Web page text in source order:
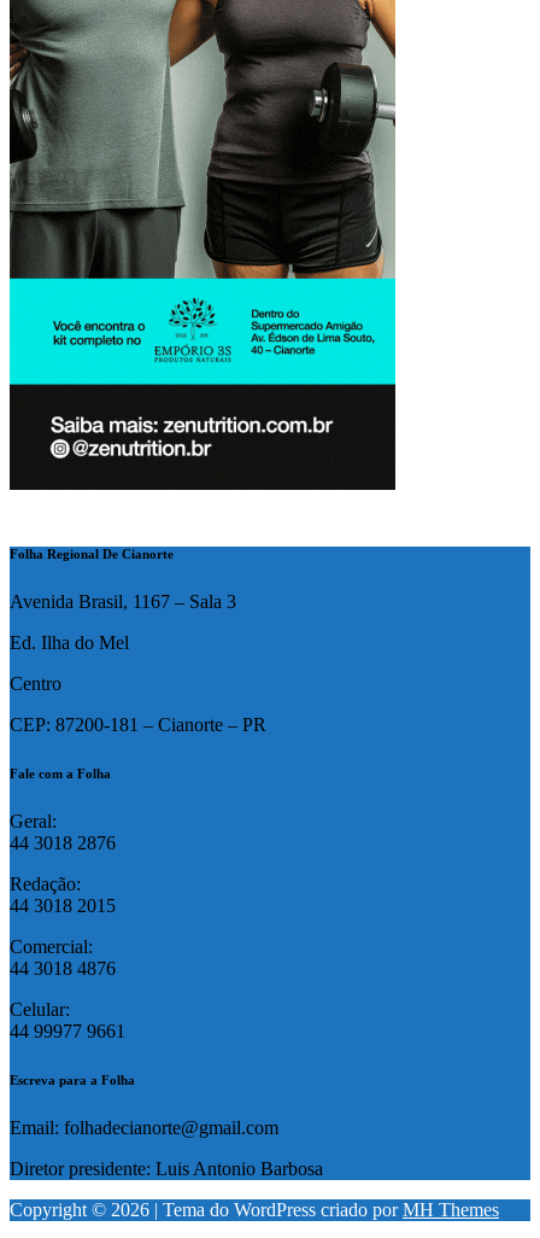
Folha Regional De Cianorte
Avenida Brasil, 1167 – Sala 3
Ed. Ilha do Mel
Centro
CEP: 87200-181 – Cianorte – PR
Fale com a Folha
Geral:
44 3018 2876
Redação:
44 3018 2015
Comercial:
44 3018 4876
Celular:
44 99977 9661
Escreva para a Folha
Email: folhadecianorte@gmail.com
Diretor presidente: Luis Antonio Barbosa
Copyright © 2026 | Tema do WordPress criado porMH Themes